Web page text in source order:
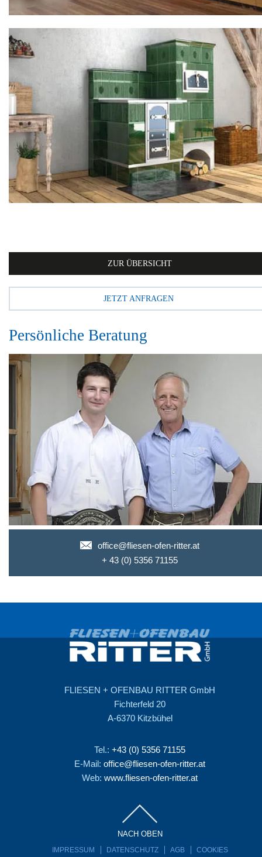
ZUR ÜBERSICHT
JETZT ANFRAGEN
Persönliche Beratung
office@fliesen-ofen-ritter.at
+ 43 (0) 5356 71155
FLIESEN + OFENBAU RITTER GmbH
Fichterfeld 20
A-6370 Kitzbühel
Tel.: +43 (0) 5356 71155
E-Mail: office@fliesen-ofen-ritter.at
Web: www.fliesen-ofen-ritter.at
NACH OBEN
IMPRESSUM DATENSCHUTZ AGB COOKIES